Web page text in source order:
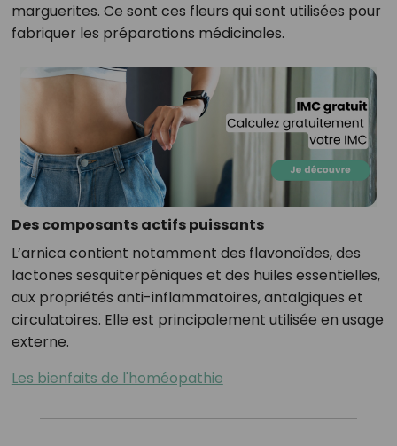
marguerites. Ce sont ces fleurs qui sont utilisées pour
fabriquer les préparations médicinales.
Des composants actifs puissants
L’arnica contient notamment des flavonoïdes, des
lactones sesquiterpéniques et des huiles essentielles,
aux propriétés anti-inflammatoires, antalgiques et
circulatoires. Elle est principalement utilisée en usage
externe.
Les bienfaits de l'homéopathie